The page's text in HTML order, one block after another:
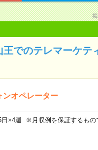
でのテレマーケテ
ンオペレーター
×4週 ※月収例を保証するもの